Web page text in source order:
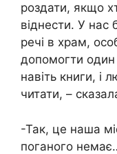
роздати, якщо
віднести. У нас
речі в храм,
допомогти
навіть книги, і
читати, –
-Так, це наша
поганого